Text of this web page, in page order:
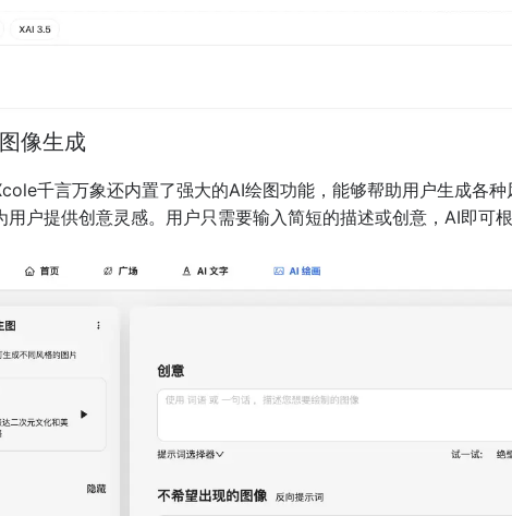
像生成
千言万象还内置了强大的AI绘图功能，能够帮助用户生成各
用户提供创意灵感。用户只需要输入简短的描述或创意，AI即可